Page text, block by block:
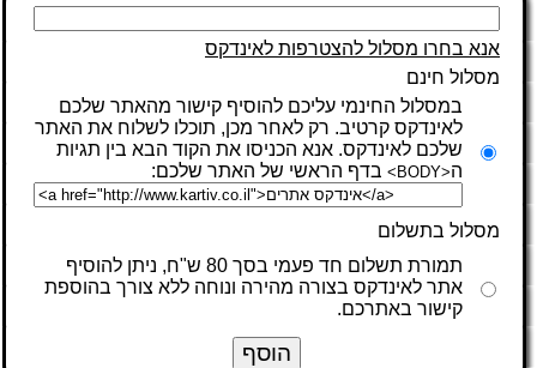
אנא בחרו מסלול להצטרפות לאינדקס
מסלול חינם
במסלול החינמי עליכם להוסיף קישור מהאתר שלכם
לאינדקס קרטיב. רק לאחר מכן, תוכלו לשלוח את האתר
שלכם לאינדקס. אנא הכניסו את הקוד הבא בין תגיות
ה<BODY> בדף הראשי של האתר שלכם:
מסלול בתשלום
תמורת תשלום חד פעמי בסך 80 ש"ח, ניתן להוסיף
אתר לאינדקס בצורה מהירה ונוחה ללא צורך בהוספת
קישור באתרכם.